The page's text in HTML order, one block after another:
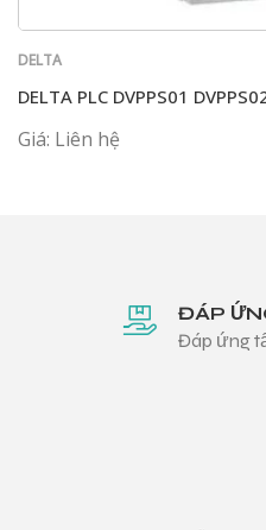
DELTA
DELTA PLC DVPPS01
Giá: Liên hệ
ĐÁP
Đáp ứng